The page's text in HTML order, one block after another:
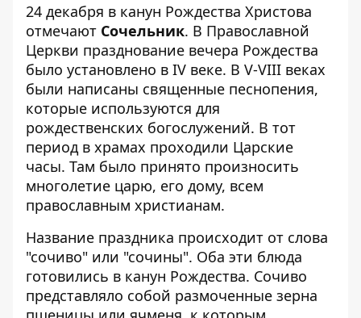
24 декабря в канун Рождества Христова
отмечают Сочельник. В Православной
Церкви празднование вечера Рождества
было установлено в IV веке. В V-VIII веках
были написаны священные песнопения,
которые используются для
рождественских богослужений. В тот
период в храмах проходили Царские
часы. Там было принято произносить
многолетие царю, его дому, всем
православным христианам.
Название праздника происходит от слова
"сочиво" или "сочины". Оба эти блюда
готовились в канун Рождества. Сочиво
представляло собой размоченные зерна